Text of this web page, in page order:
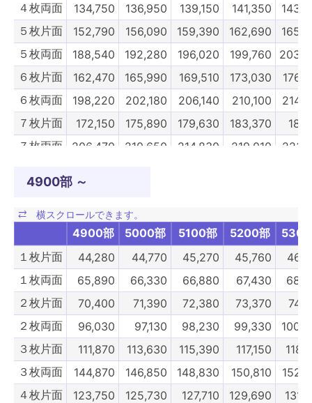
４枚両面
134,750 136,950 139,150 141,350
５枚片面
152,790 156,090 159,390 162,690
５枚両面
188,540 192,280 196,020 199,760
６枚片面
162,470 165,990 169,510 173,030
６枚両面
198,220 202,180 206,140 210,100
７枚片面
172,150 175,890 179,630 183,370
７枚両面
206,470 210,650 214,830 219,010
８枚両面
９枚片面
221,160 225,610
276,430 281,380 286,440 291,280
10枚片面
242,330 247,280 252,230 257,180
10枚両面
301,180 306,680 312,180 317,680
3900部
4000部 4100部 4200部
4900部 ～
4900部 5000部 5100部 5200部
１枚片面
44,280 44,770 45,270 45,760
１枚両面
65,890 66,330 66,880 67,430
２枚片面
70,400 71,390 72,380 73,370
２枚両面
96,030 97,130 98,230 99,330
３枚片面
111,870 113,630 115,390 117,150
３枚両面
144,870 146,850 148,830 150,810
４枚片面
123,750 125,730 127,710 129,690